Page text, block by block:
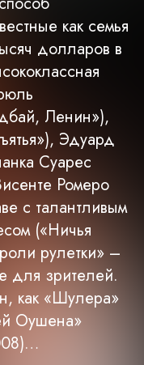
как семья
долларов в
Ленин»),
Эдуард
Суарес
Ромеро
с талантливым
(«Ничья
рулетки» –
для зрителей.
как «Шулера»
Оушена»